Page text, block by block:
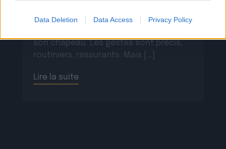
Data Deletion Data Access Privacy Policy
le suit dans son rituel. Il s’habille, enfile
son chapeau. Les gestes sont précis,
routiniers, rassurants. Mais […]
Lire la suite